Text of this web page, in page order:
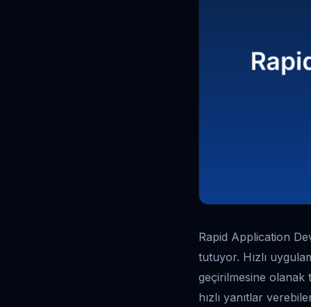
Rapid Application
tutuyor. Hızlı
geçirilmesine olanak
hızlı yanıtlar